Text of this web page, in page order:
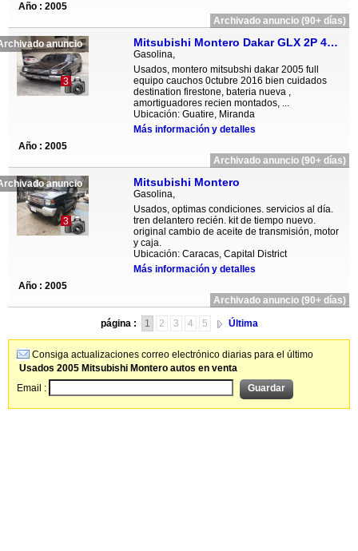
Año : 2005
Archivado anuncio (90+ días)
anuncio
3
Mitsubishi Montero Dakar GLX 2P 4x4 - Sincronico
Gasolina,
Usados, montero mitsubshi dakar 2005 full
equipo cauchos 0ctubre 2016 bien cuidados
destination firestone, bateria nueva ,
amortiguadores recien montados, ...
Ubicación: Guatire, Miranda
Más información y detalles
Año : 2005
Archivado anuncio (90+ días)
anuncio
3
Mitsubishi Montero
Gasolina,
Usados, optimas condiciones. servicios al día.
tren delantero recién. kit de tiempo nuevo.
original cambio de aceite de transmisión, motor
y caja.
Ubicación: Caracas, Capital District
Más información y detalles
Año : 2005
Archivado anuncio (90+ días)
página : 1 2 3 4 5 Última
Consiga actualizaciones correo electrónico diarias para el último
Usados 2005 Mitsubishi Montero autos en venta
Email :